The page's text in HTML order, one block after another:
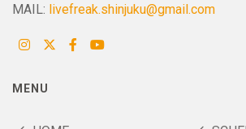
MAIL: livefreak.shinjuku@gmail.com
MENU